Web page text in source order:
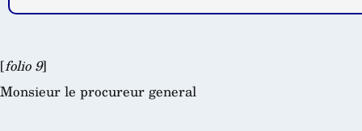
[folio 9]
Monsieur le procureur general